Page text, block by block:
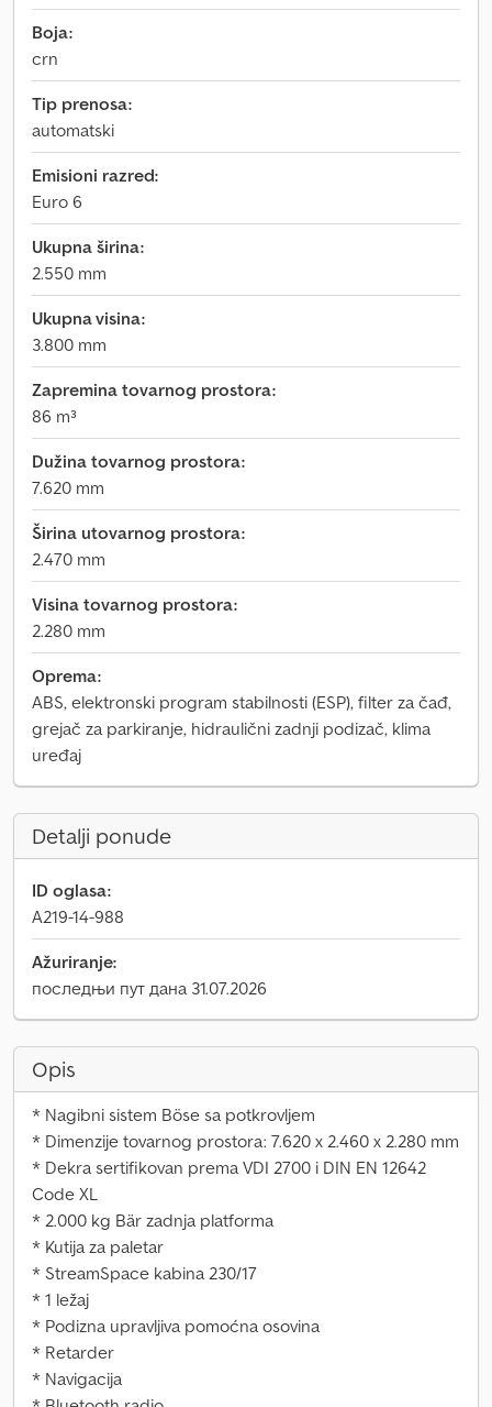
Boja:
crn
Tip prenosa:
automatski
Emisioni razred:
Euro 6
Ukupna širina:
2.550 mm
Ukupna visina:
3.800 mm
Zapremina tovarnog prostora:
86 m³
Dužina tovarnog prostora:
7.620 mm
Širina utovarnog prostora:
2.470 mm
Visina tovarnog prostora:
2.280 mm
Oprema:
ABS, elektronski program stabilnosti (ESP), filter za čađ,
grejač za parkiranje, hidraulični zadnji podizač, klima
uređaj
Detalji ponude
ID oglasa:
A219-14-988
Ažuriranje:
последњи пут дана 31.07.2026
Opis
* Nagibni sistem Böse sa potkrovljem
* Dimenzije tovarnog prostora: 7.620 x 2.460 x 2.280 mm
* Dekra sertifikovan prema VDI 2700 i DIN EN 12642
Code XL
* 2.000 kg Bär zadnja platforma
* Kutija za paletar
* StreamSpace kabina 230/17
* 1 ležaj
* Podizna upravljiva pomoćna osovina
* Retarder
* Navigacija